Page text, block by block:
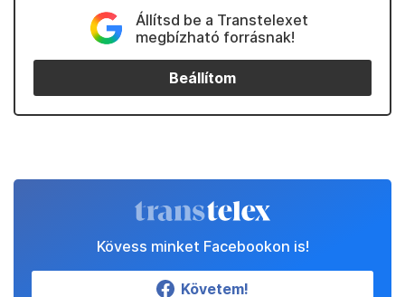
Állítsd be a Transtelexet
megbízható forrásnak!
Beállítom
Kövess minket Facebookon is!
Követem!